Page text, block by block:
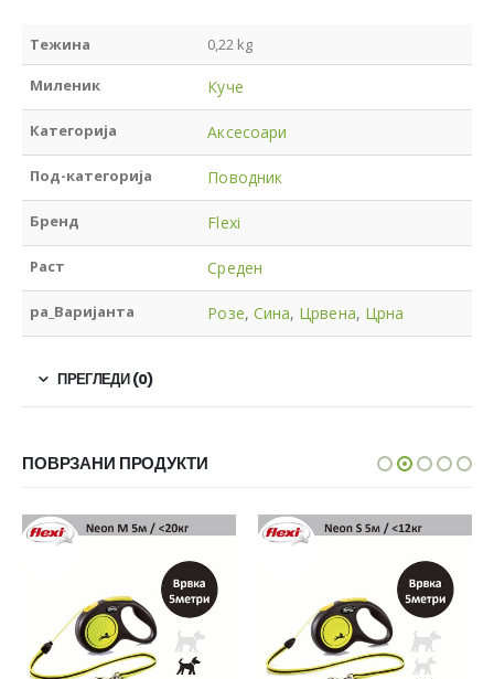
Тежина 0,22 kg
Миленик Куче
Категорија Аксесоари
Под-категорија Поводник
Бренд Flexi
Раст Среден
pa_Варијанта Розе, Сина, Црвена, Црна
ПРЕГЛЕДИ (0)
ПОВРЗАНИ ПРОДУКТИ